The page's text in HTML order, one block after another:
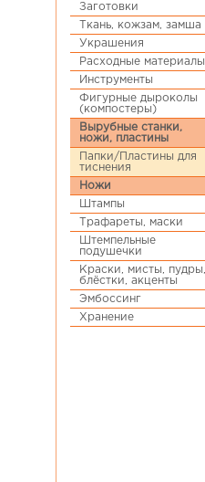
Заготовки
Ткань, кожзам, замша
Украшения
Расходные материалы
Инструменты
Фигурные дыроколы
(компостеры)
Вырубные станки,
ножи, пластины
Папки/Пластины для
тиснения
Ножи
Штампы
Трафареты, маски
Штемпельные
подушечки
Краски, мисты, пудры,
блёстки, акценты
Эмбоссинг
Хранение